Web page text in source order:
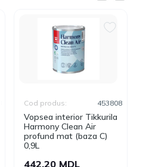
Vopsea interior Tikkurila
Harmony Clean Air
profund mat (baza C)
0,9L
Cod produs: 453808
442.20 MDL